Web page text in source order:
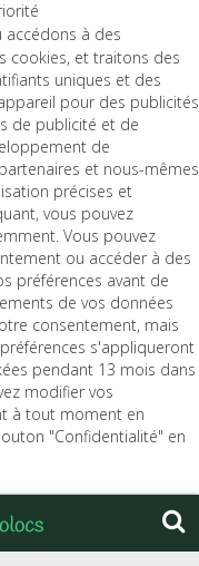
à des
cookies, et traitons des
uniques et des
pour des publicités
de publicité et de
de
et nous-mêmes
précises et
vous pouvez
Vous pouvez
ou accéder à des
préférences avant de
de vos données
consentement, mais
s'appliqueront
pendant 13 mois dans
modifier vos
à tout moment en
"Confidentialité" en